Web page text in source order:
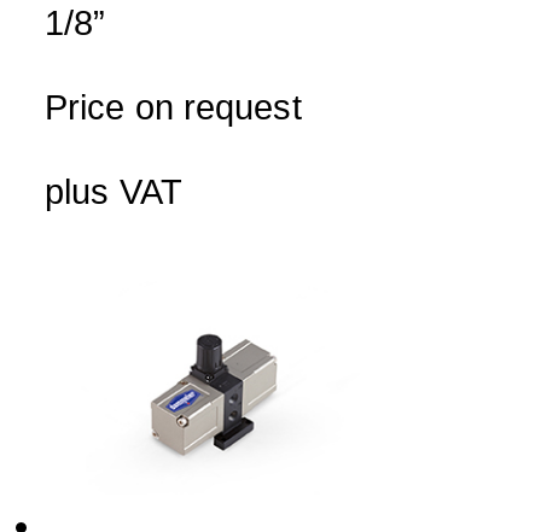
1/8”
Price on request
plus VAT